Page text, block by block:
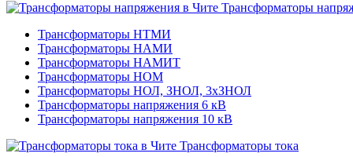
Трансформаторы
Трансформаторы НТМИ
Трансформаторы НАМИ
Трансформаторы НАМИТ
Трансформаторы НОМ
Трансформаторы НОЛ, ЗНОЛ, 3хЗНОЛ
Трансформаторы напряжения 6 кВ
Трансформаторы напряжения 10 кВ
Трансформаторы тока